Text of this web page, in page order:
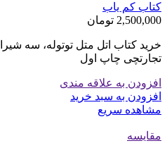
کتاب کم یاب
2,500,000 تومان
خرید کتاب اتل متل توتوله، سه
تجارتچی چاپ اول
افزودن به علاقه مندی
افزودن به سبد خرید
مشاهده سریع
مقایسه